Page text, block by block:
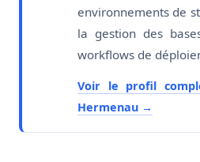
environnements de
la gestion des
workflows de
Voir le profil
Hermenau